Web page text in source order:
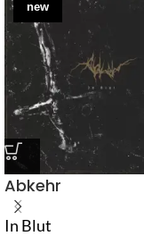
new
Abkehr
In Blut